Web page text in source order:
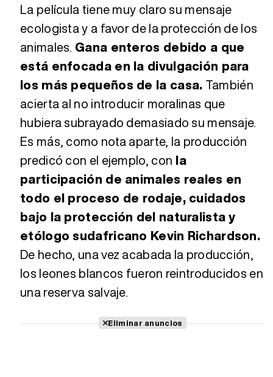
La película tiene muy claro su mensaje
ecologista y a favor de la protección de los
animales. Gana enteros debido a que
está enfocada en la divulgación para
los más pequeños de la casa. También
acierta al no introducir moralinas que
hubiera subrayado demasiado su mensaje.
Es más, como nota aparte, la producción
predicó con el ejemplo, con la
participación de animales reales en
todo el proceso de rodaje, cuidados
bajo la protección del naturalista y
etólogo sudafricano Kevin Richardson.
De hecho, una vez acabada la producción,
los leones blancos fueron reintroducidos en
una reserva salvaje.
Eliminar anuncios